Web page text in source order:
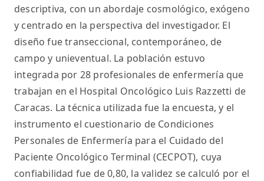
descriptiva, con un abordaje cosmológico, exógeno
y centrado en la perspectiva del investigador. El
diseño fue transeccional, contemporáneo, de
campo y unieventual. La población estuvo
integrada por 28 profesionales de enfermería que
trabajan en el Hospital Oncológico Luis Razzetti de
Caracas. La técnica utilizada fue la encuesta, y el
instrumento el cuestionario de Condiciones
Personales de Enfermería para el Cuidado del
Paciente Oncológico Terminal (CECPOT), cuya
confiabilidad fue de 0,80, la validez se calculó por el